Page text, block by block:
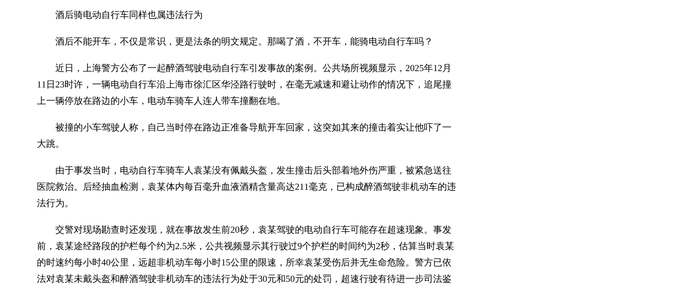
酒后骑电动自行车同样也属违法行为
酒后不能开车，不仅是常识，更是法条的明文规定。那喝了酒，不开车，能骑电动自行车吗？
近日，上海警方公布了一起醉酒驾驶电动自行车引发事故的案例。公共场所视频显示，2025年12月
11日23时许，一辆电动自行车沿上海市徐汇区华泾路行驶时，在毫无减速和避让动作的情况下，追尾撞
上一辆停放在路边的小车，电动车骑车人连人带车撞翻在地。
被撞的小车驾驶人称，自己当时停在路边正准备导航开车回家，这突如其来的撞击着实让他吓了一
大跳。
由于事发当时，电动自行车骑车人袁某没有佩戴头盔，发生撞击后头部着地外伤严重，被紧急送往
医院救治。后经抽血检测，袁某体内每百毫升血液酒精含量高达211毫克，已构成醉酒驾驶非机动车的违
法行为。
交警对现场勘查时还发现，就在事故发生前20秒，袁某驾驶的电动自行车可能存在超速现象。事发
前，袁某途经路段的护栏每个约为2.5米，公共视频显示其行驶过9个护栏的时间约为2秒，估算当时袁某
的时速约每小时40公里，远超非机动车每小时15公里的限速，所幸袁某受伤后并无生命危险。警方已依
法对袁某未戴头盔和醉酒驾驶非机动车的违法行为处于30元和50元的处罚，超速行驶有待进一步司法鉴